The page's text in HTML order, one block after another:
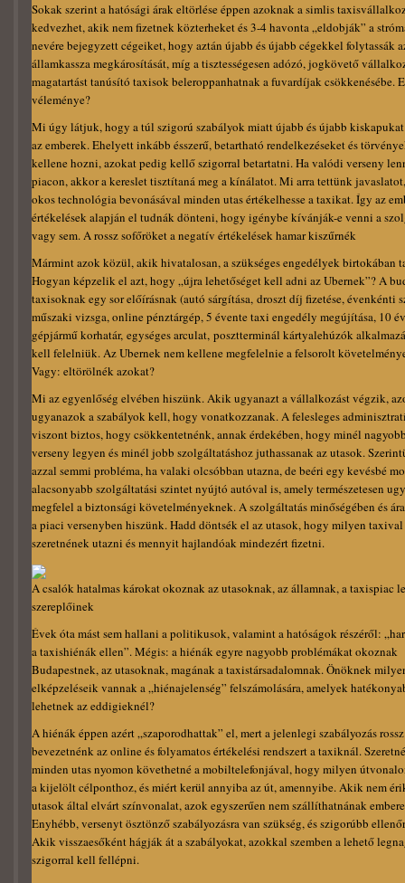
Sokak szerint a hatósági árak eltörlése éppen azoknak a simlis
kedvezhet, akik nem fizetnek közterheket és 3-4 havonta „eldobják” a
nevére bejegyzett cégeiket, hogy aztán újabb és újabb cégekkel folytassák
államkassza megkárosítását, míg a tisztességesen adózó, jogkövető
magatartást tanúsító taxisok beleroppanhatnak a fuvardíjak csökkenésébe.
véleménye?
Mi úgy látjuk, hogy a túl szigorú szabályok miatt újabb és újabb
az emberek. Ehelyett inkább ésszerű, betartható rendelkezéseket és
kellene hozni, azokat pedig kellő szigorral betartatni. Ha valódi verseny
piacon, akkor a kereslet tisztítaná meg a kínálatot. Mi arra tettünk
okos technológia bevonásával minden utas értékelhesse a taxikat. Így az
értékelések alapján el tudnák dönteni, hogy igénybe kívánják-e venni a
vagy sem. A rossz sofőröket a negatív értékelések hamar kiszűrnék
Mármint azok közül, akik hivatalosan, a szükséges engedélyek birtokában
Hogyan képzelik el azt, hogy „újra lehetőséget kell adni az Ubernek”? A
taxisoknak egy sor előírásnak (autó sárgítása, droszt díj fizetése, évenkénti
műszaki vizsga, online pénztárgép, 5 évente taxi engedély megújítása, 10
gépjármű korhatár, egységes arculat, posztterminál kártyalehúzók
kell felelniük. Az Ubernek nem kellene megfelelnie a felsorolt
Vagy: eltörölnék azokat?
Mi az egyenlőség elvében hiszünk. Akik ugyanazt a vállalkozást végzik,
ugyanazok a szabályok kell, hogy vonatkozzanak. A felesleges
viszont biztos, hogy csökkentetnénk, annak érdekében, hogy minél
verseny legyen és minél jobb szolgáltatáshoz juthassanak az utasok.
azzal semmi probléma, ha valaki olcsóbban utazna, de beéri egy kevésbé
alacsonyabb szolgáltatási szintet nyújtó autóval is, amely természetesen
megfelel a biztonsági követelményeknek. A szolgáltatás minőségében és
a piaci versenyben hiszünk. Hadd döntsék el az utasok, hogy milyen taxival
szeretnének utazni és mennyit hajlandóak mindezért fizetni.
A csalók hatalmas károkat okoznak az utasoknak, az államnak, a taxispiac
szereplőinek
Évek óta mást sem hallani a politikusok, valamint a hatóságok részéről:
a taxishiénák ellen”. Mégis: a hiénák egyre nagyobb problémákat okoznak
Budapestnek, az utasoknak, magának a taxistársadalomnak. Önöknek
elképzeléseik vannak a „hiénajelenség” felszámolására, amelyek
lehetnek az eddigieknél?
A hiénák éppen azért „szaporodhattak” el, mert a jelenlegi szabályozás
bevezetnénk az online és folyamatos értékelési rendszert a taxiknál.
minden utas nyomon követhetné a mobiltelefonjával, hogy milyen
a kijelölt célponthoz, és miért kerül annyiba az út, amennyibe. Akik nem
utasok által elvárt színvonalat, azok egyszerűen nem szállíthatnának
Enyhébb, versenyt ösztönző szabályozásra van szükség, és szigorúbb
Akik visszaesőként hágják át a szabályokat, azokkal szemben a lehető
szigorral kell fellépni.